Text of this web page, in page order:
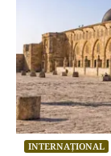
INTERNAȚIONAL